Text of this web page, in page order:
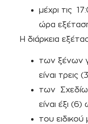
μέχρι τις
ώρα
Η διάρκεια
των ξένων
είναι τρεις
των
είναι έξι (6)
του